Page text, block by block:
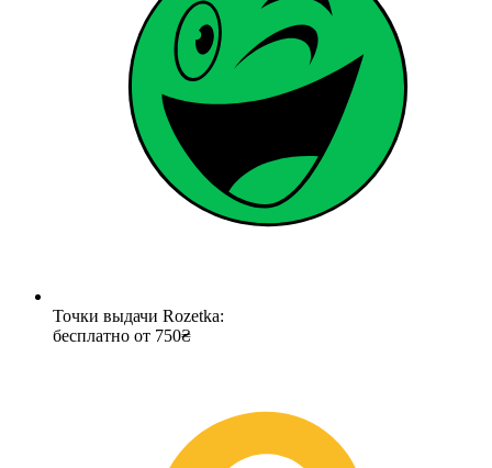
Точки выдачи Rozetka:
бесплатно от 750₴